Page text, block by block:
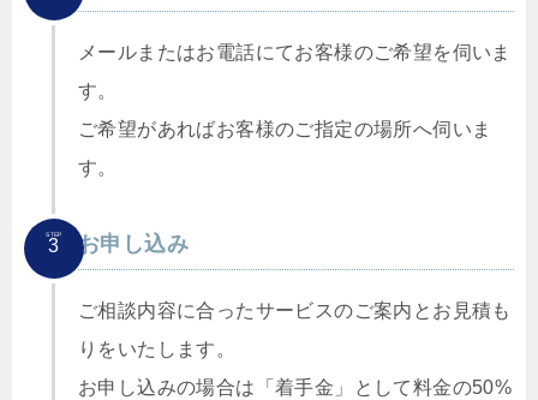
メールまたはお電話にてお客様のご希望を伺いま
す。
ご希望があればお客様のご指定の場所へ伺いま
す。
お申し込み
ご相談内容に合ったサービスのご案内とお見積も
りをいたします。
お申し込みの場合は「着手金」として料金の50%
STEP
3